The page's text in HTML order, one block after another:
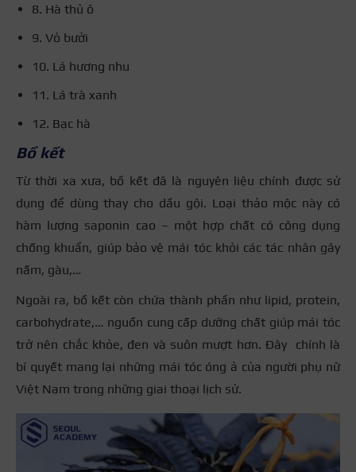
8. Hà thủ ô
9. Vỏ bưởi
10. Lá hương nhu
11. Lá trà xanh
12. Bạc hà
Bồ kết
Từ thời xa xưa, bồ kết đã là nguyên liệu chính được sử
dụng để dùng thay cho dầu gội. Loại thảo mộc này có
hàm lượng saponin cao – một hợp chất có công dụng
chống khuẩn, giúp bảo vệ mái tóc khỏi các tác nhân gây
nấm, gàu,…
Ngoài ra, bồ kết còn chứa thành phần như lipid, protein,
carbohydrate,… nguồn cung cấp dưỡng chất giúp mái tóc
trở nên chắc khỏe, đen và suôn mượt hơn. Đây chính là
bí quyết mang lại những mái tóc óng ả của người phụ nữ
Việt Nam trong những giai thoại lịch sử.